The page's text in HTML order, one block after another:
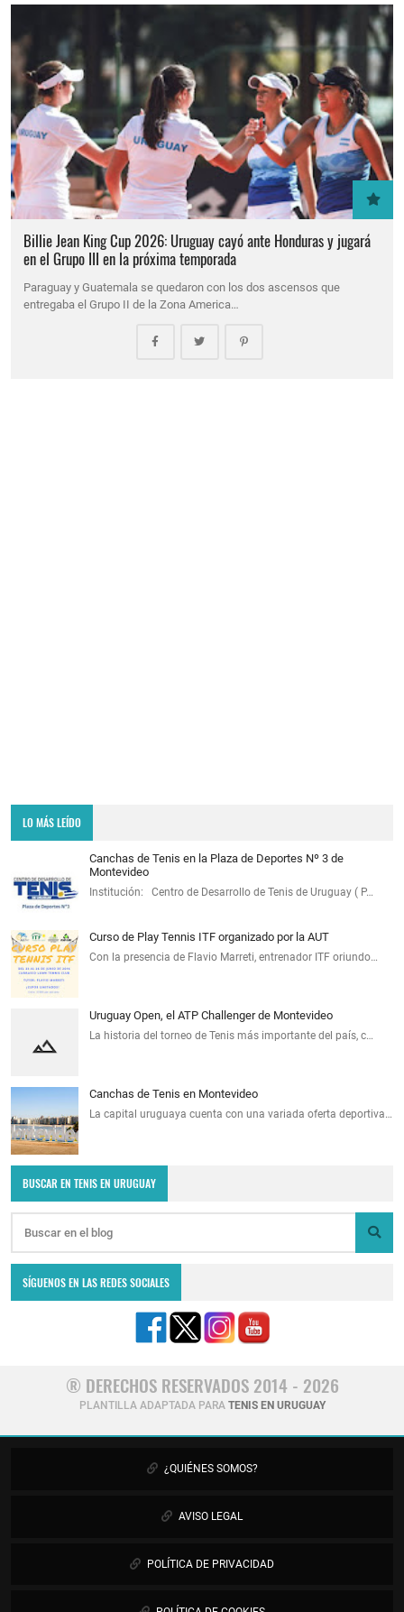
Billie Jean King Cup 2026: Uruguay cayó ante Honduras y jugará
en el Grupo III en la próxima temporada
Paraguay y Guatemala se quedaron con los dos ascensos que
entregaba el Grupo II de la Zona America…
LO MÁS LEÍDO
Canchas de Tenis en la Plaza de Deportes Nº 3 de
Montevideo
Institución: Centro de Desarrollo de Tenis de Uruguay ( P…
Curso de Play Tennis ITF organizado por la AUT
Con la presencia de Flavio Marreti, entrenador ITF oriundo…
Uruguay Open, el ATP Challenger de Montevideo
La historia del torneo de Tenis más importante del país, c…
Canchas de Tenis en Montevideo
La capital uruguaya cuenta con una variada oferta deportiva…
BUSCAR EN TENIS EN URUGUAY
SÍGUENOS EN LAS REDES SOCIALES
® DERECHOS RESERVADOS 2014 - 2026
PLANTILLA ADAPTADA PARA TENIS EN URUGUAY
¿QUIÉNES SOMOS?
AVISO LEGAL
POLÍTICA DE PRIVACIDAD